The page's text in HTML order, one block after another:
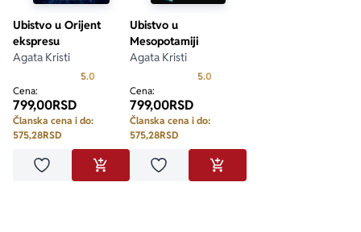
Ubistvo u Orijent
ekspresu
Agata Kristi
5.0 Prosecna ocena je 5.0 od 5
Cena:
799,00RSD
Članska cena i do:
575,28RSD
Dodaj u omiljeneDODAJ U KORPU
Ubistvo u
Mesopotamiji
Agata Kristi
5.0
Cena:
799,00RSD
Članska cena i do:
575,28RSD
Dodaj u omiljeneDODAJ U KORPU